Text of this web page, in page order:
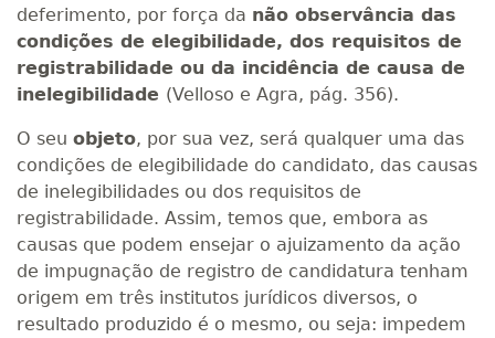
deferimento, por força da não observância das
condições de elegibilidade, dos requisitos de
registrabilidade ou da incidência de causa de
inelegibilidade (Velloso e Agra, pág. 356).
O seu objeto, por sua vez, será qualquer uma das
condições de elegibilidade do candidato, das causas
de inelegibilidades ou dos requisitos de
registrabilidade. Assim, temos que, embora as
causas que podem ensejar o ajuizamento da ação
de impugnação de registro de candidatura tenham
origem em três institutos jurídicos diversos, o
resultado produzido é o mesmo, ou seja: impedem